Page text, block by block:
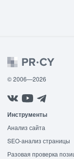
© 2006—2026
Инструменты
Анализ сайта
SEO-анализ страницы
Разовая проверка